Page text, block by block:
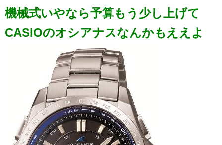
機械式いやなら予算もう少し上げて
CASIOのオシアナスなんかもええよ